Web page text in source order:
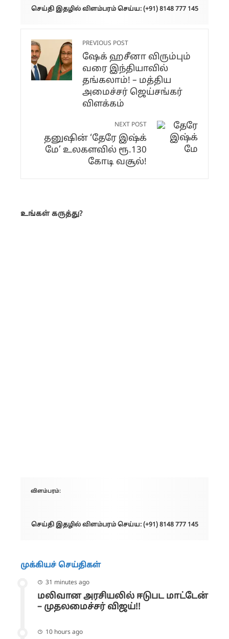
செய்தி இதழில் விளம்பரம் செய்ய: (+91) 8148 777 145
PREVIOUS POST
ஷேக் ஹசீனா விரும்பும்
வரை இந்தியாவில்
தங்கலாம்! – மத்திய
அமைச்சர் ஜெய்சங்கர்
விளக்கம்
NEXT POST
தனுஷின் ‘தேரே இஷ்க்
மே’ உலகளவில் ரூ.130
கோடி வசூல்!
உங்கள் கருத்து?
விளம்பரம்:
செய்தி இதழில் விளம்பரம் செய்ய: (+91) 8148 777 145
முக்கியச் செய்திகள்
31 minutes ago
மலிவான அரசியலில் ஈடுபட மாட்டேன்
– முதலமைச்சர் விஜய்!!
10 hours ago